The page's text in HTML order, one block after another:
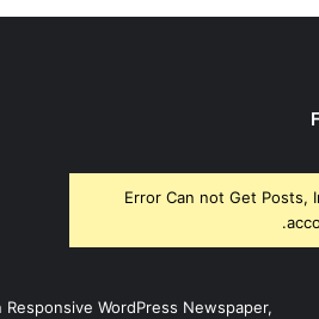
Error Can not Get Posts,
Responsive WordPress Newspaper,